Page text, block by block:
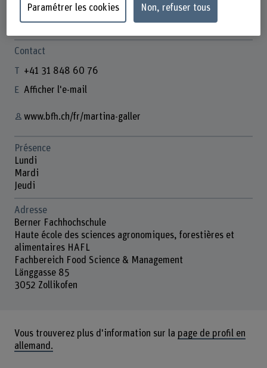
Contact
+41 31 848 60 76
Afficher l'e-mail
www.bfh.ch/fr/martina-galler
Présence
Lundi
Mardi
Jeudi
Adresse
Berner Fachhochschule
Haute école des sciences agronomiques, forestières et
alimentaires HAFL
Fachbereich Food Science & Management
Länggasse 85
3052 Zollikofen
Vous trouverez plus d'information sur la page de profil en
allemand.
Paramétrer les cookies Non, refuser tous